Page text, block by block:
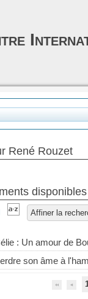
René Rouzet
Affiner la
: Un amour de
son âme à